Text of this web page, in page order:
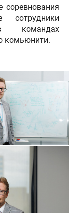
соревнования
командах
комьюнити.